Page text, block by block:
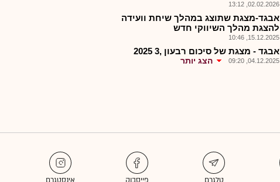
02.02.2026, 13:12
אבגד-מצגת שתוצג במהלך שיחת וועידה
להצגת מהלך השיווקי חדש
15.12.2025, 10:46
אבגד - מצגת של סיכום רבעון ,3 2025
04.12.2025, 09:20 הצג יותר